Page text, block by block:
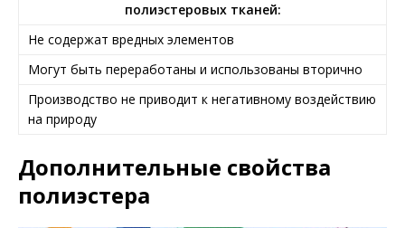
полиэстеровых тканей:
Не содержат вредных элементов
Могут быть переработаны и использованы вторично
Производство не приводит к негативному воздействию
на природу
Дополнительные свойства
полиэстера